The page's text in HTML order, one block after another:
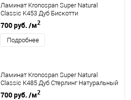
Ламинат Kronospan Super Natural
Classic K453 Дуб Бискотти
700 руб. /м2
Подробнее
Ламинат Kronospan Super Natural
Classic К485 Дуб Стерлинг Натуральный
700 руб. /м2